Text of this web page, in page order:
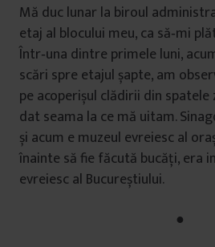
Mă duc lunar la biroul
etaj al blocului meu, ca să‑mi
Într‑una dintre primele luni,
scări spre etajul șapte, am
pe acoperișul clădirii din spatele
dat seama la ce mă uitam.
și acum e muzeul evreiesc al
înainte să fie făcută bucăţi, era
evreiesc al Bucureștiului.
●